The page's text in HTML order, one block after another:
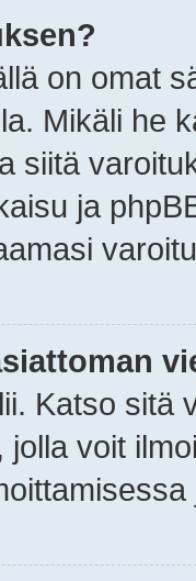
on omat
Mikäli he
siitä
ja
Katso sitä
jolla voit